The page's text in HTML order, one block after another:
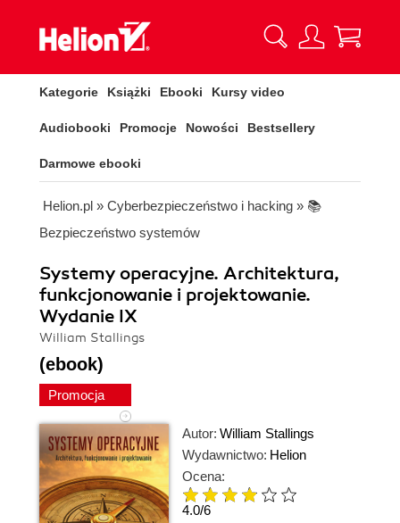
Kategorie Książki Ebooki Kursy video
Audiobooki Promocje Nowości Bestsellery
Darmowe ebooki
Helion.pl » Cyberbezpieczeństwo i hacking » 📚
Bezpieczeństwo systemów
Systemy operacyjne. Architektura,
funkcjonowanie i projektowanie.
Wydanie IX
William Stallings
(ebook)
Promocja
Autor: William Stallings
Wydawnictwo: Helion
Ocena:
4.0/6